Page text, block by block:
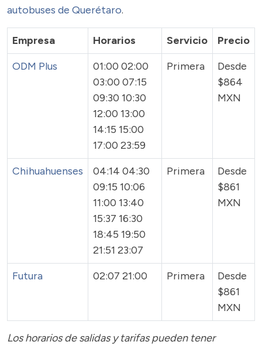
autobuses de Querétaro.
Empresa Horarios Servicio
Precio
ODM Plus
01:00 02:00
03:00 07:15
09:30 10:30
12:00 13:00
14:15 15:00
17:00 23:59
Primera
Desde
$864
MXN
Chihuahuenses
04:14 04:30
09:15 10:06
11:00 13:40
15:37 16:30
18:45 19:50
21:51 23:07
Primera
Desde
$861
MXN
Futura 02:07 21:00 Primera
Desde
$861
MXN
Los horarios de salidas y tarifas pueden tener